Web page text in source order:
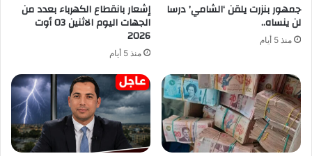
جمهور بنزرت يلقن ‘الشامي’ درسا
لن ينساه..
منذ 5 أيام
إشعار بانقطاع الكهرباء بعدد من
الجهات اليوم الاثنين 03 أوت
2026
منذ 5 أيام